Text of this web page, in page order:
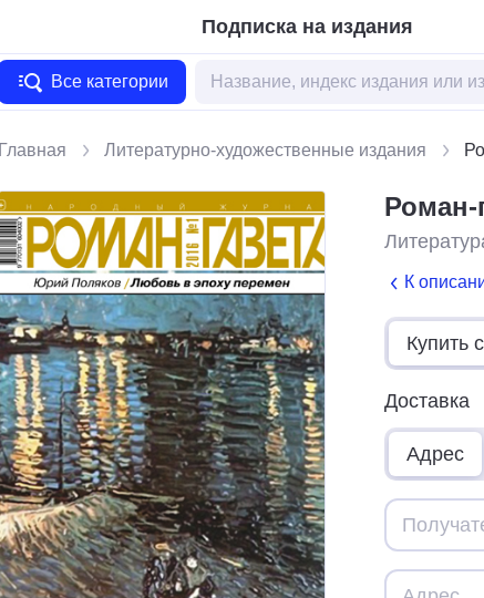
Подписка на издания
Все категории
Главная Литературно-художественные издания
Роман-
К
Купить
Доставка
Адрес